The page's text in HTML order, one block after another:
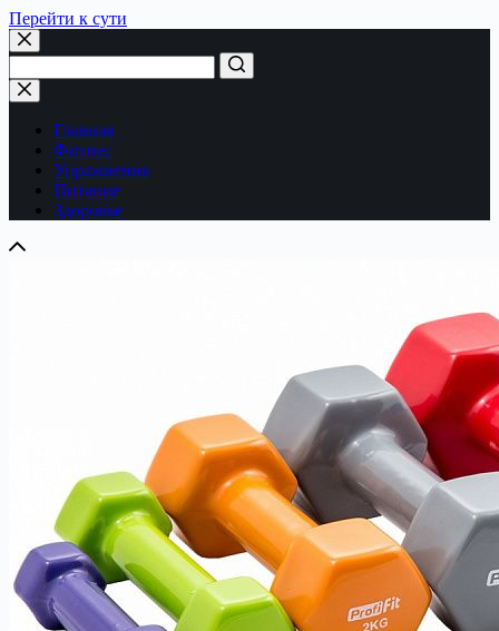
Перейти к сути
Ничего
не
найденоГлавная
Фитнес
Упражнения
Питание
Здоровье